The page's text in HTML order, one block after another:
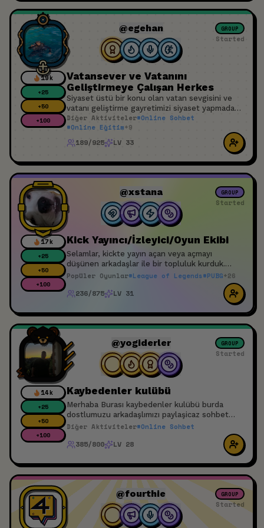
19k
+25
+50
+100
@egehan GROUP
Started
Vatansever ve Vatanını
Geliştirmeye Çalışan Herkes
Siyaset üstü bir konu olan vatan sevgisini ve
vatanı geliştirme gayretimizi siyaset yapmadan
burada konuşalım. Birbirimize katkıda bulunalım.
Üzüldüğümüz sevindiğimiz şeyleri paylaşalım.
Oluruna olmasına bakalım. Tüm bunları da huzur
ve sükûnu bozmadan kardeşçe, insanca ve
Diğer Aktiviteler#Online Sohbet
#Online Eğitim+9
189/925 LV 33
17k
+25
+50
+100
@xstana GROUP
Started
Kick Yayıncı/İzleyici/Oyun Ekibi
Selamlar, kickte yayın açan veya açmayı
düşünen arkadaşlar ile bir topluluk kurduk.
Katılım için yayıncı olmak zorunda değilsin
Popüler Oyunlar#League of Legends#PUBG+26
236/875 LV 31
14k
+25
+50
+100
@yogiderler GROUP
Started
Kaybedenler kulübü
Merhaba Burası kaybedenler kulübü burda
dostlumuzu arkadaşlımızı paylaşicaz sohbet
edicez herkes davetlidir
Diğer Aktiviteler#Online Sohbet
385/800 LV 28
@fourthie GROUP
Started